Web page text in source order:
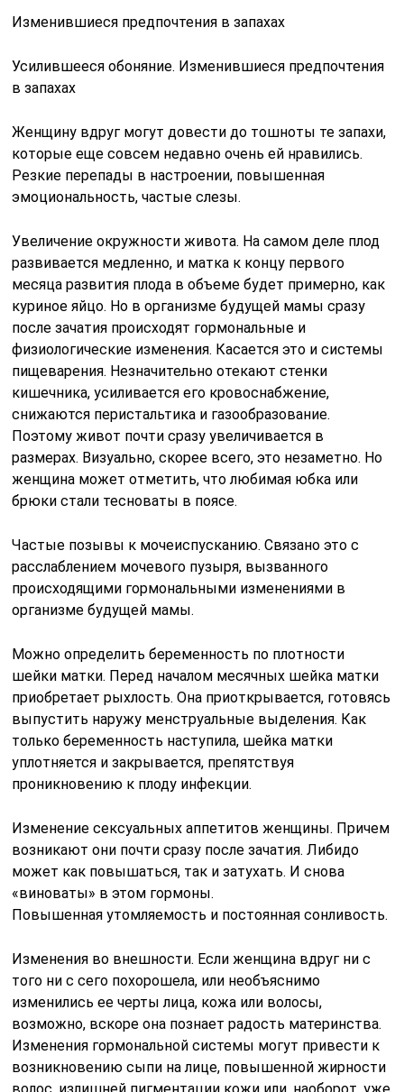
Изменившиеся предпочтения в запахах
Усилившееся обоняние. Изменившиеся предпочтения
в запахах
Женщину вдруг могут довести до тошноты те запахи,
которые еще совсем недавно очень ей нравились.
Резкие перепады в настроении, повышенная
эмоциональность, частые слезы.
Увеличение окружности живота. На самом деле плод
развивается медленно, и матка к концу первого
месяца развития плода в объеме будет примерно, как
куриное яйцо. Но в организме будущей мамы сразу
после зачатия происходят гормональные и
физиологические изменения. Касается это и системы
пищеварения. Незначительно отекают стенки
кишечника, усиливается его кровоснабжение,
снижаются перистальтика и газообразование.
Поэтому живот почти сразу увеличивается в
размерах. Визуально, скорее всего, это незаметно. Но
женщина может отметить, что любимая юбка или
брюки стали тесноваты в поясе.
Частые позывы к мочеиспусканию. Связано это с
расслаблением мочевого пузыря, вызванного
происходящими гормональными изменениями в
организме будущей мамы.
Можно определить беременность по плотности
шейки матки. Перед началом месячных шейка матки
приобретает рыхлость. Она приоткрывается, готовясь
выпустить наружу менструальные выделения. Как
только беременность наступила, шейка матки
уплотняется и закрывается, препятствуя
проникновению к плоду инфекции.
Изменение сексуальных аппетитов женщины. Причем
возникают они почти сразу после зачатия. Либидо
может как повышаться, так и затухать. И снова
«виноваты» в этом гормоны.
Повышенная утомляемость и постоянная сонливость.
Изменения во внешности. Если женщина вдруг ни с
того ни с сего похорошела, или необъяснимо
изменились ее черты лица, кожа или волосы,
возможно, вскоре она познает радость материнства.
Изменения гормональной системы могут привести к
возникновению сыпи на лице, повышенной жирности